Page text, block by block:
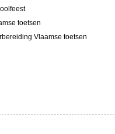
toetsen
Vlaamse toetsen